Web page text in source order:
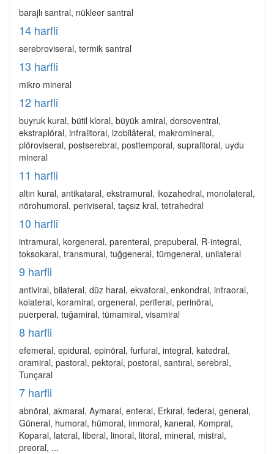
barajlı santral, nükleer santral
14 harfli
serebroviseral, termik santral
13 harfli
mikro mineral
12 harfli
buyruk kural, bütil kloral, büyük amiral, dorsoventral,
ekstraplöral, infralitoral, izobilâteral, makromineral,
plöroviseral, postserebral, posttemporal, supralitoral, uydu
mineral
11 harfli
altın kural, antikataral, ekstramural, ikozahedral, monolateral,
nörohumoral, periviseral, taçsız kral, tetrahedral
10 harfli
intramural, korgeneral, parenteral, prepuberal, R-integral,
toksokaral, transmural, tuğgeneral, tümgeneral, unilateral
9 harfli
antiviral, bilateral, düz haral, ekvatoral, enkondral, infraoral,
kolateral, koramiral, orgeneral, periferal, perinöral,
puerperal, tuğamiral, tümamiral, visamiral
8 harfli
efemeral, epidural, epinöral, furfural, integral, katedral,
oramiral, pastoral, pektoral, postoral, santıral, serebral,
Tunçaral
7 harfli
abnöral, akmaral, Aymaral, enteral, Erkıral, federal, general,
Güneral, humoral, hümoral, immoral, kaneral, Kompral,
Koparal, lateral, liberal, linoral, litoral, mineral, mistral,
preoral, ...